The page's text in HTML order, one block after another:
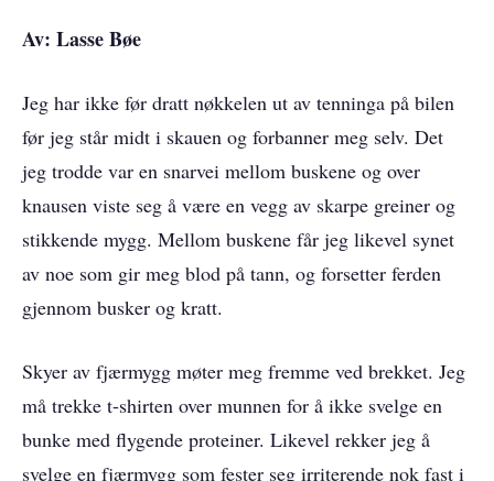
Av: Lasse Bøe
Jeg har ikke før dratt nøkkelen ut av tenninga på bilen
før jeg står midt i skauen og forbanner meg selv. Det
jeg trodde var en snarvei mellom buskene og over
knausen viste seg å være en vegg av skarpe greiner og
stikkende mygg. Mellom buskene får jeg likevel synet
av noe som gir meg blod på tann, og forsetter ferden
gjennom busker og kratt.
Skyer av fjærmygg møter meg fremme ved brekket. Jeg
må trekke t-shirten over munnen for å ikke svelge en
bunke med flygende proteiner. Likevel rekker jeg å
svelge en fjærmygg som fester seg irriterende nok fast i